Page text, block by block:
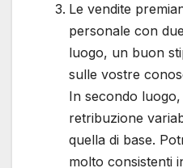
Le vendite
personale con
luogo, un buon
sulle vostre
In secondo
retribuzione
quella di base.
molto consistenti